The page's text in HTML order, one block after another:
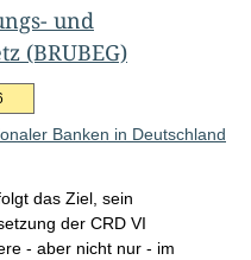
und
(BRUBEG)
Banken in Deutschland
das Ziel, sein
der CRD VI
- aber nicht nur - im